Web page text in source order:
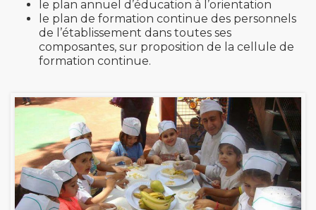
le plan annuel d’éducation à l’orientation
le plan de formation continue des personnels
de l’établissement dans toutes ses
composantes, sur proposition de la cellule de
formation continue.